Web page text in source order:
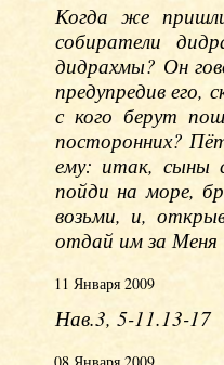
Когда же
собиратели
дидрахмы? Он
предупредив его,
с кого берут
посторонних?
ему: итак, сыны
пойди на море,
возьми, и,
отдай им за Меня
11 Января 2009
Нав.3, 5-11.13-17